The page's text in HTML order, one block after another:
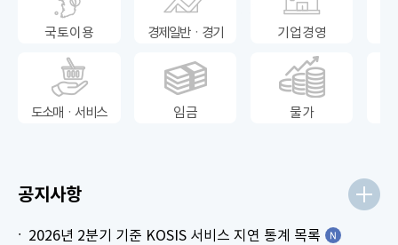
국토이용 경제일반ㆍ경기 기업경영
도소매ㆍ서비스 임금 물가
공지사항
2026년 2분기 기준 KOSIS 서비스 지연 통계 목록